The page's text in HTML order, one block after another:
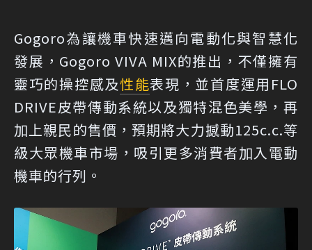
Gogoro為讓機車快速邁向電動化與智慧化
發展，Gogoro VIVA MIX的推出，不僅擁有
靈巧的操控感及性能表現，並首度運用FLO
DRIVE皮帶傳動系統以及獨特混色美學，再
加上親民的售價，預期將大力撼動125c.c.等
級大眾機車市場，吸引更多消費者加入電動
機車的行列。